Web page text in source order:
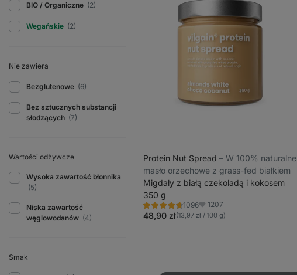
BIO / Organiczne (2)
Wegańskie (2)
Nie zawiera
Bezglutenowe (6)
Bez sztucznych substancji
słodzących (7)
Wartości odżywcze
Wysoka zawartość błonnika
(5)
Niska zawartość
węglowodanów (4)
Smak
Protein Nut Spread ⁠–⁠ W 100% naturalne
masło orzechowe z grass-fed białkiem
Migdały z białą czekoladą i kokosem
350 g
1096
Ocena
4.8/5,
1096
Ulubione
1207
48,90 zł(13,97 zł / 100 g)